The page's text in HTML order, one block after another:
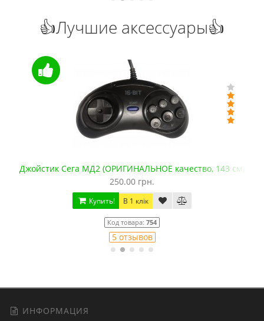
👍Лучшие аксессуары👍
Джойстик Сега МД2 (ОРИГИНАЛЬНОЕ качество, 143 см)
250.00 грн.
Купить! В 1 клік
Код товара: 754
5 отзывов
ИНФОРМАЦИЯ